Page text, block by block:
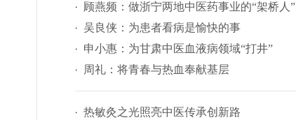
顾燕频：做浙宁两地中医药事业的“架桥人”
吴良侠：为患者看病是愉快的事
申小惠：为甘肃中医血液病领域“打井”
周礼：将青春与热血奉献基层
热敏灸之光照亮中医传承创新路